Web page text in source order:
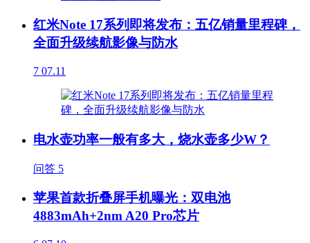
红米Note 17系列即将发布：五亿销量里程碑，
全面升级续航影像与防水
7 07.11
电水壶功率一般有多大，烧水壶多少W？
问答 5
苹果首款折叠屏手机曝光：双电池
4883mAh+2nm A20 Pro芯片